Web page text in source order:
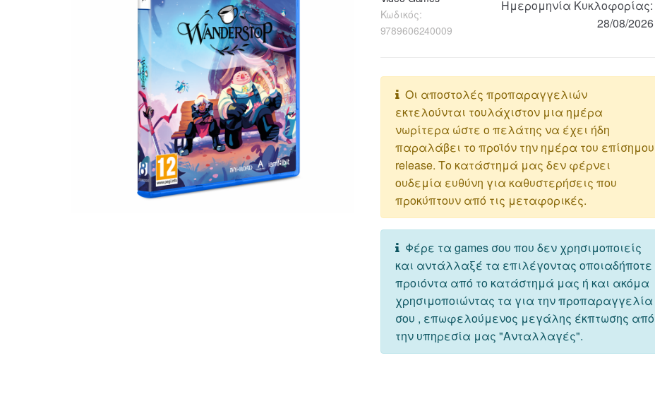
Κωδικός:
9789606240009
Ημερομηνία Κυκλοφορίας:
28/08/2026
Οι αποστολές προπαραγγελιών
εκτελούνται τουλάχιστον μια ημέρα
νωρίτερα ώστε ο πελάτης να έχει ήδη
παραλάβει το προϊόν την ημέρα του επίσημου
release. Το κατάστημά μας δεν φέρνει
ουδεμία ευθύνη για καθυστερήσεις που
προκύπτουν από τις μεταφορικές.
Φέρε τα games σου που δεν χρησιμοποιείς
και αντάλλαξέ τα επιλέγοντας οποιαδήποτε
προιόντα από το κατάστημά μας ή και ακόμα
χρησιμοποιώντας τα για την προπαραγγελία
σου , επωφελούμενος μεγάλης έκπτωσης από
την υπηρεσία μας "Ανταλλαγές".